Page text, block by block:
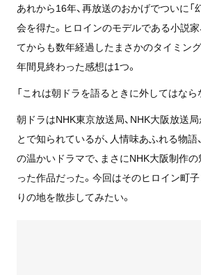
あれから16年、再放送のおかげでついに「
会を得た。ヒロインのモデルである小説
てからも数年経過したまさかのタイミン
年間見終わった感想は1つ。
「これは朝ドラを語るときに外してはなら
朝ドラはNHK東京放送局、NHK大阪放送
とで知られているが、人情味あふれる物語
の温かいドラマで、まさにNHK大阪制作
った作品だった。今回はそのヒロイン町
りの地を散歩してみたい。